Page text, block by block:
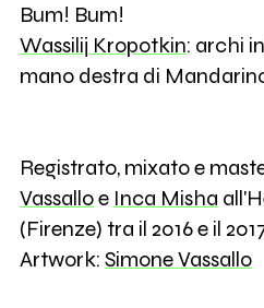
Bum! Bum!
Wassilij Kropotkin: archi
mano destra di
Registrato, mixato e
Vassalloe Inca Misha
(Firenze) tra il 2016 e il
Artwork: Simone Vassallo